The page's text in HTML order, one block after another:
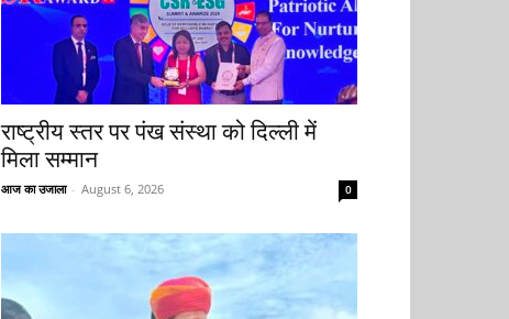
राष्ट्रीय स्तर पर पंख संस्था को दिल्ली में
मिला सम्मान
आज का उजाला - August 6, 2026 0